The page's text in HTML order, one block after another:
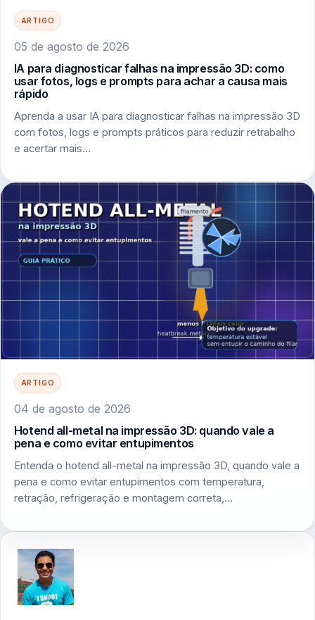
ARTIGO
05 de agosto de 2026
IA para diagnosticar falhas na impressão 3D: como
usar fotos, logs e prompts para achar a causa mais
rápido
Aprenda a usar IA para diagnosticar falhas na impressão 3D
com fotos, logs e prompts práticos para reduzir retrabalho
e acertar mais…
ARTIGO
04 de agosto de 2026
Hotend all-metal na impressão 3D: quando vale a
pena e como evitar entupimentos
Entenda o hotend all-metal na impressão 3D, quando vale a
pena e como evitar entupimentos com temperatura,
retração, refrigeração e montagem correta,…